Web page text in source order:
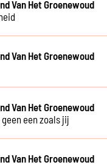
Van Het Groenewoud
Van Het Groenewoud
Van Het Groenewoud
een zoals jij
Van Het Groenewoud